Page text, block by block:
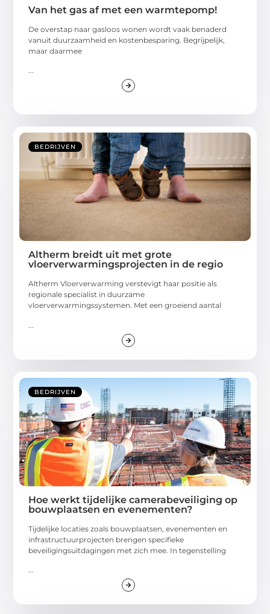
Van het gas af met een warmtepomp!
De overstap naar gasloos wonen wordt vaak benaderd
vanuit duurzaamheid en kostenbesparing. Begrijpelijk,
maar daarmee
...
BEDRIJVEN
Altherm breidt uit met grote
vloerverwarmingsprojecten in de regio
Altherm Vloerverwarming verstevigt haar positie als
regionale specialist in duurzame
vloerverwarmingssystemen. Met een groeiend aantal
BEDRIJVEN
Hoe werkt tijdelijke camerabeveiliging op
bouwplaatsen en evenementen?
Tijdelijke locaties zoals bouwplaatsen, evenementen en
infrastructuurprojecten brengen specifieke
beveiligingsuitdagingen met zich mee. In tegenstelling